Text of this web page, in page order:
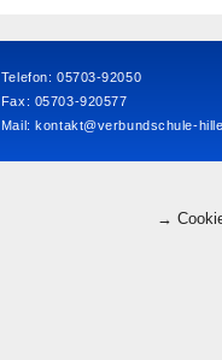
Telefon: 05703-92050
Fax: 05703-920577
Mail:kontakt@verbundschule-
→